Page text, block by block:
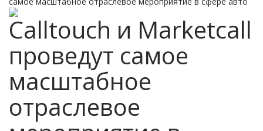
Calltouch и Marketcall
проведут самое
масштабное
отраслевое